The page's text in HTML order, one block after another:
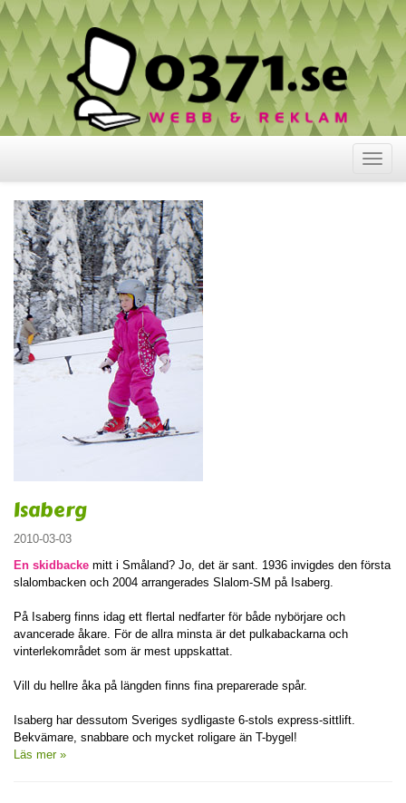
Visa
meny
Isaberg
2010-03-03
En skidbacke mitt i Småland? Jo, det är sant. 1936 invigdes den första
slalombacken och 2004 arrangerades Slalom-SM på Isaberg.
På Isaberg finns idag ett flertal nedfarter för både nybörjare och
avancerade åkare. För de allra minsta är det pulkabackarna och
vinterlekområdet som är mest uppskattat.
Vill du hellre åka på längden finns fina preparerade spår.
Isaberg har dessutom Sveriges sydligaste 6-stols express-sittlift.
Bekvämare, snabbare och mycket roligare än T-bygel!
Läs mer »